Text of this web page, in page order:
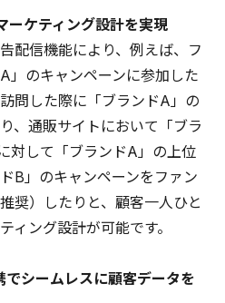
ケティング設計を実現
配信機能により、例えば、フ
」のキャンペーンに参加した
問した際に「ブランドA」の
、通販サイトにおいて「ブラ
対して「ブランドA」の上位
B」のキャンペーンをファン
奨）したりと、顧客一人ひと
ィング設計が可能です。
シームレスに顧客データを